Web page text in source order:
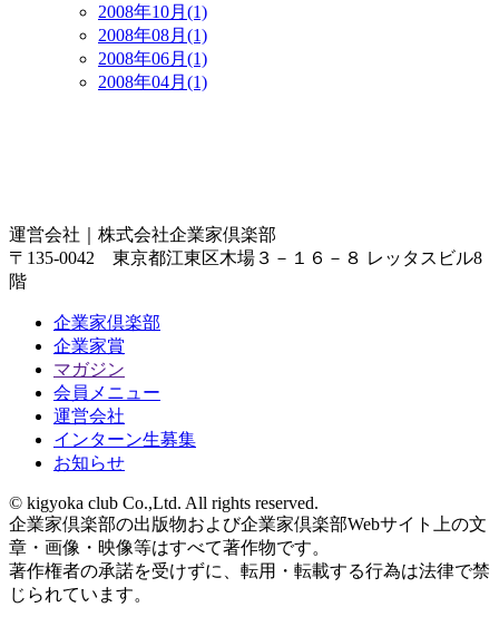
2008年10月(1)
2008年08月(1)
2008年06月(1)
2008年04月(1)
運営会社｜ 株式会社企業家倶楽部
〒135-0042 東京都江東区木場３－１６－８ レッタスビル8
階
企業家倶楽部
企業家賞
マガジン
会員メニュー
運営会社
インターン生募集
お知らせ
© kigyoka club Co.,Ltd. All rights reserved.
企業家倶楽部の出版物および企業家倶楽部Webサイト上の文
章・画像・映像等はすべて著作物です。
著作権者の承諾を受けずに、転用・転載する行為は法律で禁
じられています。